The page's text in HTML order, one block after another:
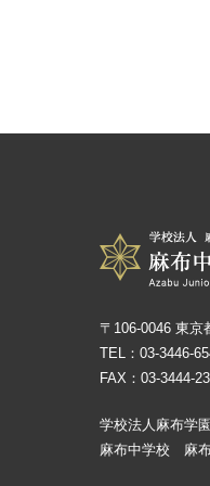
〒106-0046 東京
TEL：03-3446-
FAX：03-3444-
学校法人麻布学
麻布中学校 麻